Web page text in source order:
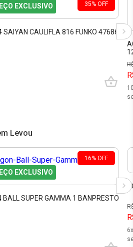
35% OFF
EXCLUSIVO
SAIYAN CAULIFLA 816 FUNKO 47686
Levou
16% OFF
EXCLUSIVO
BALL SUPER GAMMA 1 BANPRESTO
6